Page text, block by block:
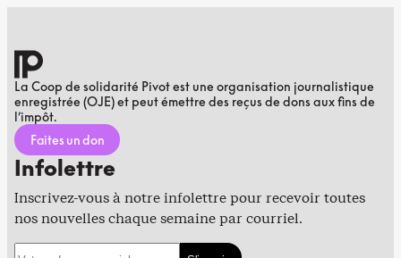
La Coop de solidarité Pivot est une organisation journalistique
enregistrée (OJE) et peut émettre des reçus de dons aux fins de
l’impôt.
Faites un don
Infolettre
Inscrivez-vous à notre infolettre pour recevoir toutes
nos nouvelles chaque semaine par courriel.